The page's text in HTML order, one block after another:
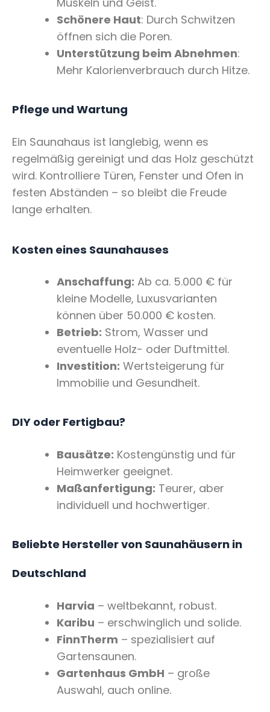
Schönere Haut: Durch Schwitzen
öffnen sich die Poren.
Unterstützung beim Abnehmen:
Mehr Kalorienverbrauch durch Hitze.
Pflege und Wartung
Ein Saunahaus ist langlebig, wenn es
regelmäßig gereinigt und das Holz geschützt
wird. Kontrolliere Türen, Fenster und Ofen in
festen Abständen – so bleibt die Freude
lange erhalten.
Kosten eines Saunahauses
Anschaffung: Ab ca. 5.000 € für
kleine Modelle, Luxusvarianten
können über 50.000 € kosten.
Betrieb: Strom, Wasser und
eventuelle Holz- oder Duftmittel.
Investition: Wertsteigerung für
Immobilie und Gesundheit.
DIY oder Fertigbau?
Bausätze: Kostengünstig und für
Heimwerker geeignet.
Maßanfertigung: Teurer, aber
individuell und hochwertiger.
Beliebte Hersteller von Saunahäusern in
Deutschland
Harvia – weltbekannt, robust.
Karibu – erschwinglich und solide.
FinnTherm – spezialisiert auf
Gartensaunen.
Gartenhaus GmbH – große
Auswahl, auch online.